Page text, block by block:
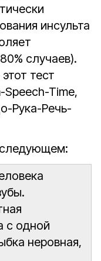
инсульта
случаев).
тест
Speech-Time,
Рука-Речь-
следующем:
с одной
неровная,